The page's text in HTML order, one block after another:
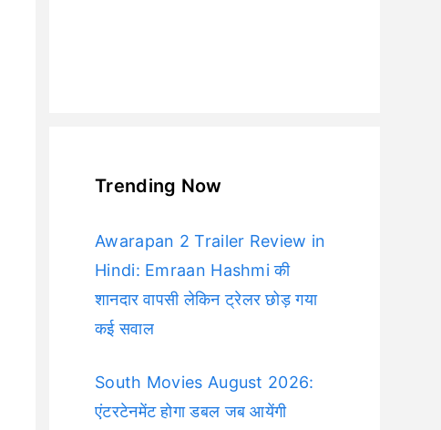
Trending Now
Awarapan 2 Trailer Review in
Hindi: Emraan Hashmi की
शानदार वापसी लेकिन ट्रेलर छोड़ गया
कई सवाल
South Movies August 2026:
एंटरटेनमेंट होगा डबल जब आयेंगी